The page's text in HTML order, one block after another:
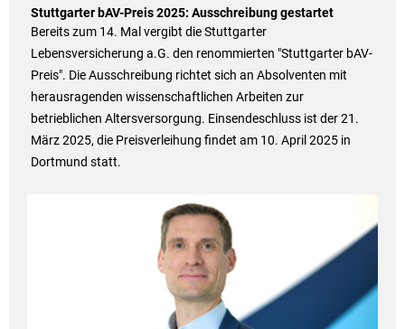
Stuttgarter bAV-Preis 2025: Ausschreibung gestartet
Bereits zum 14. Mal vergibt die Stuttgarter
Lebensversicherung a.G. den renommierten "Stuttgarter bAV-
Preis". Die Ausschreibung richtet sich an Absolventen mit
herausragenden wissenschaftlichen Arbeiten zur
betrieblichen Altersversorgung. Einsendeschluss ist der 21.
März 2025, die Preisverleihung findet am 10. April 2025 in
Dortmund statt.